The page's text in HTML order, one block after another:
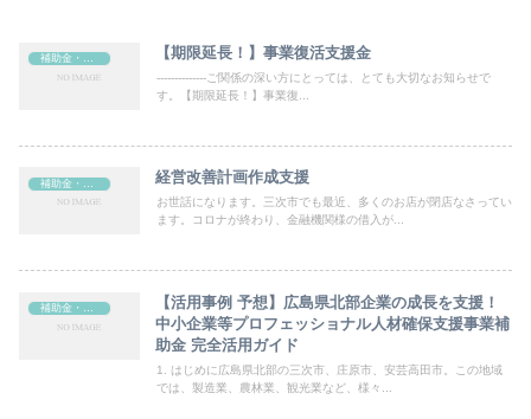
【期限延長！】事業復活支援金
--------------ご関係の深い方にとっては、とても大切なお知らせで
す。【期限延長！】事業復...
経営改善計画作成支援
お世話になります。三次市でも最近、多くのお店が閉店なさってい
ます。コロナが終わり、金融機関様の借入が...
補助金・助成金
【活用事例 予想】広島県北部企業の成長を支援！
中小企業等プロフェッショナル人材確保支援事業補
助金 完全活用ガイド
1. はじめに広島県北部の三次市、庄原市、安芸高田市。この地域
では、製造業、農林業、観光業など、様々...